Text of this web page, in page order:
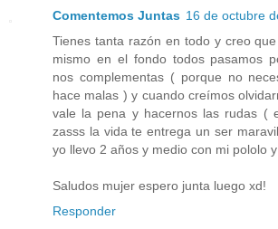
Comentemos Juntas 16 de octubre
Tienes tanta razón en todo y creo
mismo en el fondo todos pasamos
nos complementas ( porque no
hace malas ) y cuando creímos
vale la pena y hacernos las rudas (
zasss la vida te entrega un ser
yo llevo 2 años y medio con mi pololo
Saludos mujer espero junta luego xd!
Responder